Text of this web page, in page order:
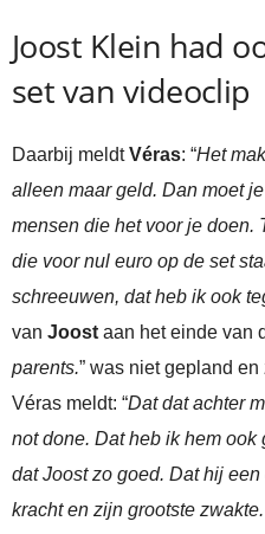
Joost Klein had
set van videoclip
Daarbij meldtVéras: “Het
alleen maar geld. Dan moet
mensen die het voor je doen.
die voor nul euro op de set
schreeuwen, dat heb ik ook
van Joost aan het einde van
parents.” was niet gepland
Véras meldt: “Dat dat achter
not done. Dat heb ik hem
dat Joost zo goed. Dat hij
kracht en zijn grootste